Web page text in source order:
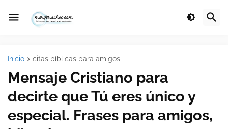
Inicio citas bíblicas para amigos
Mensaje Cristiano para
decirte que Tú eres único y
especial. Frases para amigos,